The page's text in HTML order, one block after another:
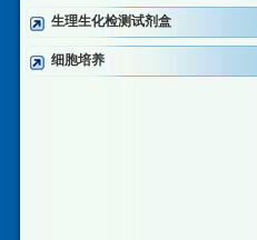
生理生化检测试剂盒
细胞培养